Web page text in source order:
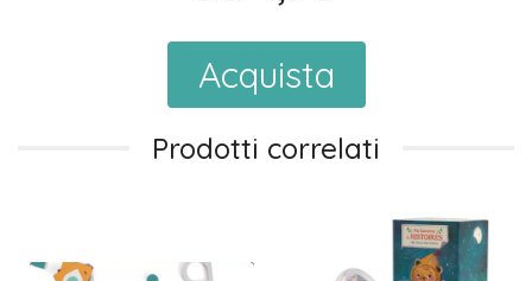
Acquista
Prodotti correlati